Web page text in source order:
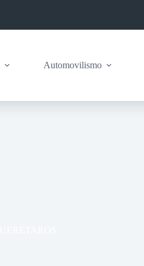
Automovilismo